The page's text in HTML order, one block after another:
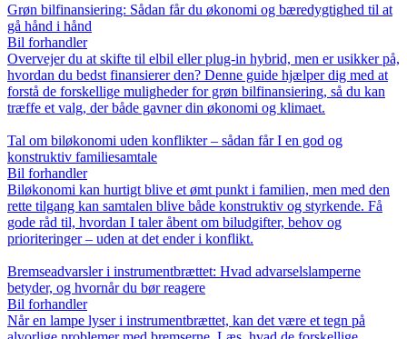
Grøn bilfinansiering: Sådan får du økonomi og bæredygtighed til at
gå hånd i hånd
Bil forhandler
Overvejer du at skifte til elbil eller plug-in hybrid, men er usikker på,
hvordan du bedst finansierer den? Denne guide hjælper dig med at
forstå de forskellige muligheder for grøn bilfinansiering, så du kan
træffe et valg, der både gavner din økonomi og klimaet.
Tal om biløkonomi uden konflikter – sådan får I en god og
konstruktiv familiesamtale
Bil forhandler
Biløkonomi kan hurtigt blive et ømt punkt i familien, men med den
rette tilgang kan samtalen blive både konstruktiv og styrkende. Få
gode råd til, hvordan I taler åbent om biludgifter, behov og
prioriteringer – uden at det ender i konflikt.
Bremseadvarsler i instrumentbrættet: Hvad advarselslamperne
betyder, og hvornår du bør reagere
Bil forhandler
Når en lampe lyser i instrumentbrættet, kan det være et tegn på